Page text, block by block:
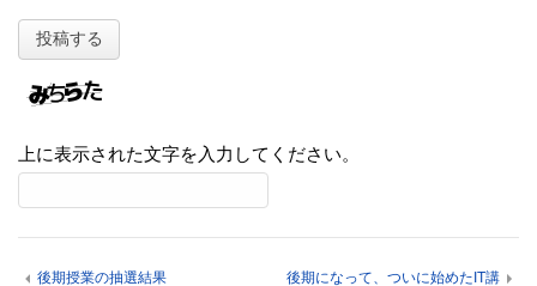
上に表示された文字を入力してください。
後期授業の抽選結果
後期になって、ついに始めたIT講